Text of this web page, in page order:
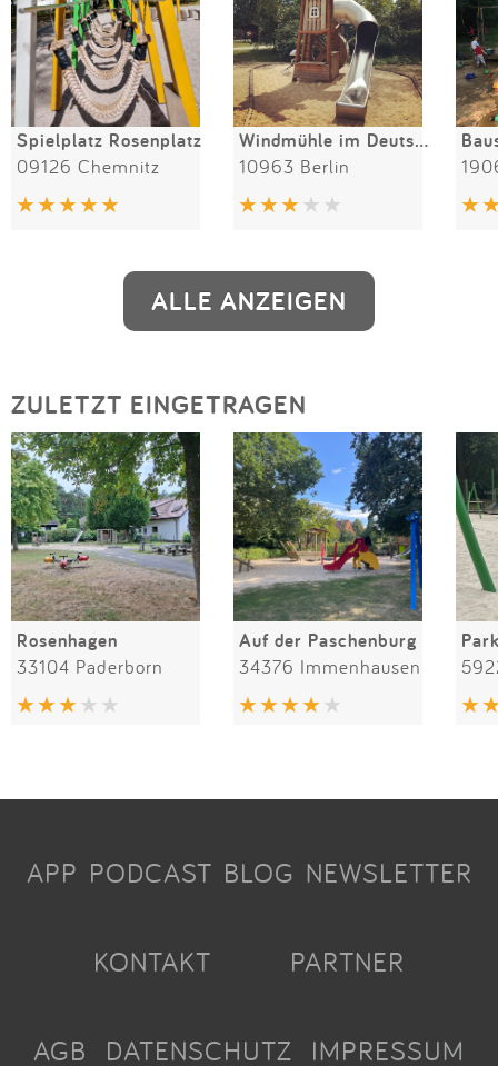
Spielplatz Rosenplatz
09126 Chemnitz
Windmühle im Deutschen Technik-Museum
10963 Berlin
ALLE ANZEIGEN
ZULETZT EINGETRAGEN
Rosenhagen
33104 Paderborn
Auf der Paschenburg
34376 Immenhausen
APP PODCAST BLOG NEWSLETTER
KONTAKT PARTNER
AGB DATENSCHUTZ IMPRESSUM